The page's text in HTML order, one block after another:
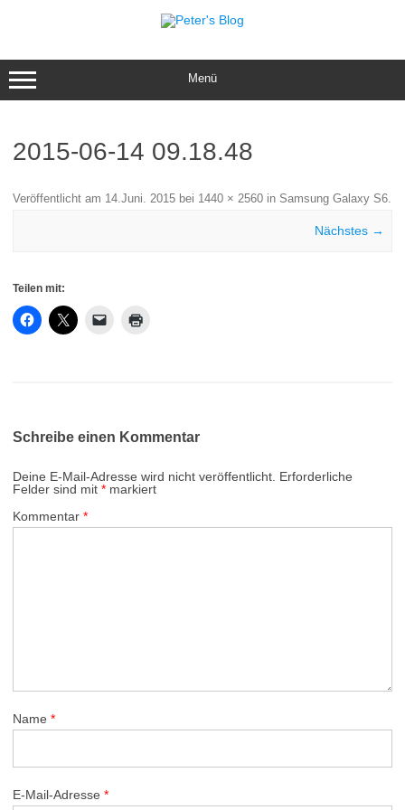
Menü
2015-06-14 09.18.48
Veröffentlicht am 14.Juni. 2015 bei 1440 × 2560 in Samsung Galaxy S6.
Nächstes →
Teilen mit:
Schreibe einen Kommentar
Deine E-Mail-Adresse wird nicht veröffentlicht. Erforderliche
Felder sind mit * markiert
Kommentar *
Name *
E-Mail-Adresse *